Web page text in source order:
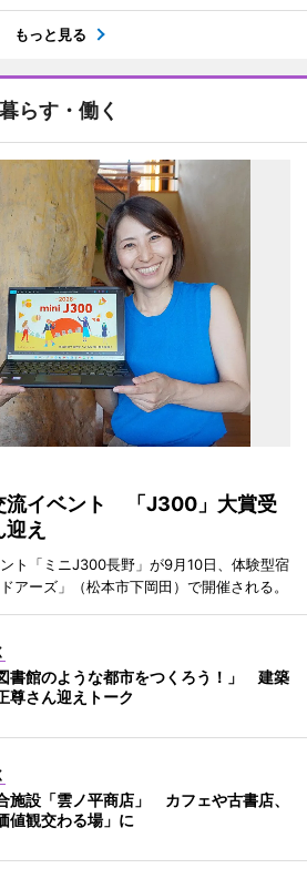
もっと見る
暮らす・働く
流イベント 「J300」大賞受
え
ト「ミニJ300長野」が9月10日、体験型宿
アーズ」（松本市下岡田）で開催される。
書館のような都市をつくろう！」 建築
尊さん迎えトーク
施設「雲ノ平商店」 カフェや古書店、
値観交わる場」に